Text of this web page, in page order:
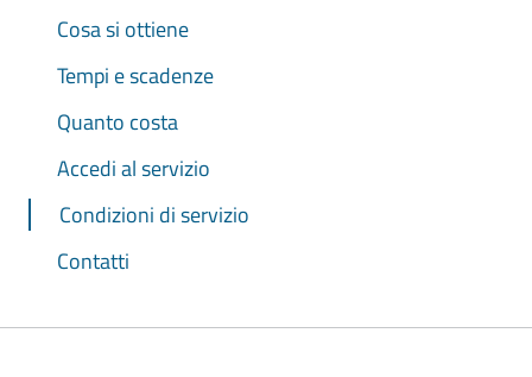
Cosa si ottiene
Tempi e scadenze
Quanto costa
Accedi al servizio
Condizioni di servizio
Contatti